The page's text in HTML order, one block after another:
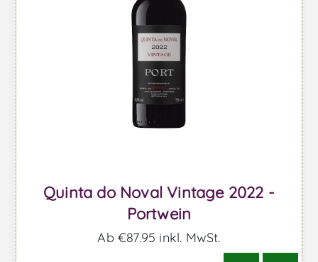
Quinta do Noval Vintage 2022 -
Portwein
Ab €87,95 inkl. MwSt.